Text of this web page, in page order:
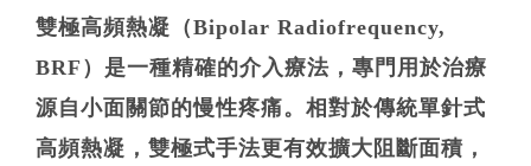
雙極高頻熱凝（Bipolar Radiofrequency,
BRF）是一種精確的介入療法，專門用於治療
源自小面關節的慢性疼痛。相對於傳統單針式
高頻熱凝，雙極式手法更有效擴大阻斷面積，